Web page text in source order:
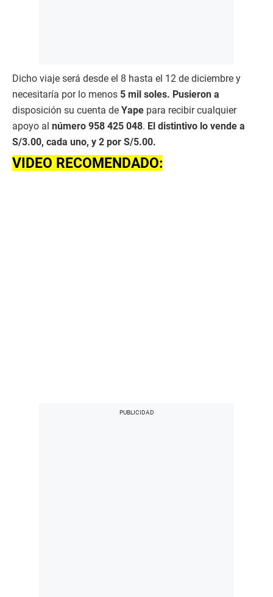
Dicho viaje será desde el 8 hasta el 12 de diciembre y
necesitaría por lo menos 5 mil soles. Pusieron a
disposición su cuenta de Yape para recibir cualquier
apoyo al número 958 425 048. El distintivo lo vende a
S/3.00, cada uno, y 2 por S/5.00.
VIDEO RECOMENDADO: